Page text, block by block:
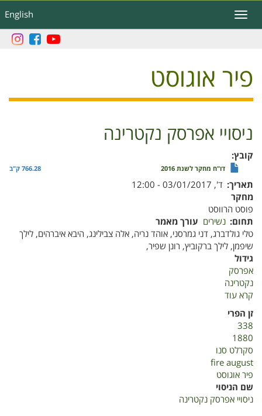
לתוכן
העיקרי
English
Toggle
navigation
פיר אוגוסט
ניסויי אפרסק נקטרינה
קובץ
דו"ח מחקר לשנת 2016 766.28 ק"ב
תאריך ד', 03/01/2017 - 12:00
מחקר
פוסט הרווסט
תחום נשירים עורך מאמר
טלי גולדברג, דני גמרסני, אוהד נריה, אלה צבילינג, היבא איברהים, לילך
שיפמן, לילך ברקוביץ, רונן שפיר,
גידול
אפרסק
נקטרינה
קרא עוד
זן הפרי
338
1880
סקרלט סנו
fire august
פיר אוגוסט
שם הניסוי
ניסויי אפרסק נקטרינה